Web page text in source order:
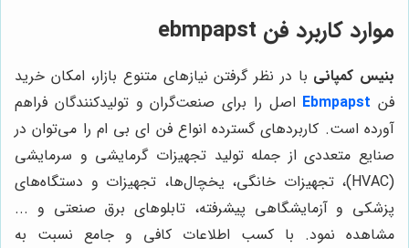
موارد کاربرد فن ebmpapst
بنیس کمپانی با در نظر گرفتن نیازهای متنوع بازار، امکان خرید
فن Ebmpapst اصل را برای صنعت‌گران و تولیدکنندگان فراهم
آورده است. کاربردهای گسترده انواع فن ای بی ام را می‌توان در
صنایع متعددی از جمله تولید تجهیزات گرمایشی و سرمایشی
(HVAC)، تجهیزات خانگی، یخچال‌ها، تجهیزات و دستگاه‌های
پزشکی و آزمایشگاهی پیشرفته، تابلوهای برق صنعتی و ...
مشاهده نمود. با کسب اطلاعات کافی و جامع نسبت به